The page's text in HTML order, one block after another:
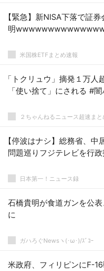
【緊急】新NISA下落で証
明
米国株ETFまとめ速報
「トクリュウ」摘発１万人
「使い捨て」にされる #闇
２ちゃんねるニュース超速まと
【停波はナシ】総務省、中
問題巡りフジテレビを行
日本第一！ニュース録
石橋貴明が食道ガンを公
に
ガハろぐNewsヽ(･ω･)/ｽﾞｺｰ
米政府、フィリピンにF-